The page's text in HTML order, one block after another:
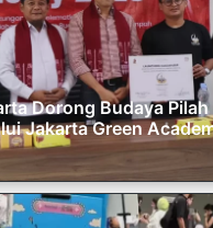
Dorong Budaya Pilah
Jakarta Green